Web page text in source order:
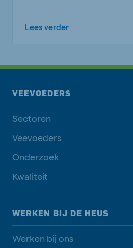
Lees verder
VEEVOEDERS
Sectoren
Veevoeders
Onderzoek
Kwaliteit
WERKEN BIJ DE HEUS
Werken bij ons